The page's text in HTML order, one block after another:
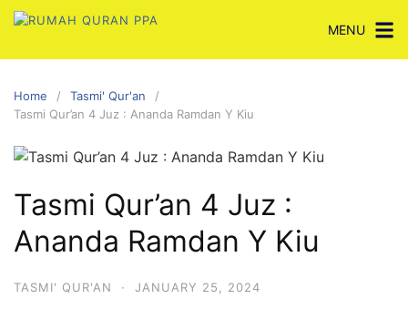
Skip
content
MENU
Home
Tasmi' Qur'an
Tasmi Qur’an 4 Juz : Ananda Ramdan Y Kiu
Tasmi Qur’an 4 Juz :
Ananda Ramdan Y Kiu
TASMI' QUR'AN · JANUARY 25, 2024